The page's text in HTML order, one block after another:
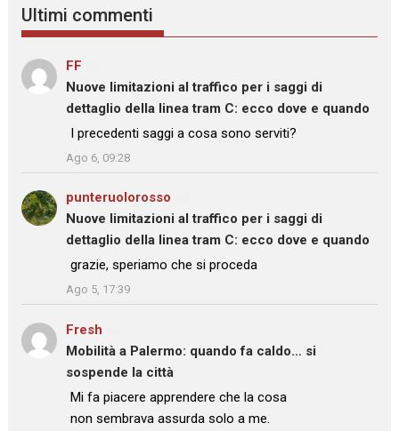
Ultimi commenti
FF
Nuove limitazioni al traffico per i saggi di
dettaglio della linea tram C: ecco dove e quando
: “I precedenti saggi a cosa sono serviti?
Ago 6, 09:28
punteruolorosso
Nuove limitazioni al traffico per i saggi di
dettaglio della linea tram C: ecco dove e quando
: “
grazie, speriamo che si proceda
”
Ago 5, 17:39
Fresh
Mobilità a Palermo: quando fa caldo… si
sospende la città
: “
Mi fa piacere apprendere che la cosa
non sembrava assurda solo a me.
”